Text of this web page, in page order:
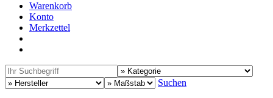
Warenkorb
Konto
Merkzettel
Suchen